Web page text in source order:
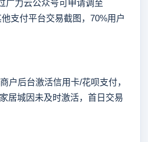
力云公众号可申请调至
支付平台交易截图，70%用户
后台激活信用卡/花呗支付，
居城因未及时激活，首日交易